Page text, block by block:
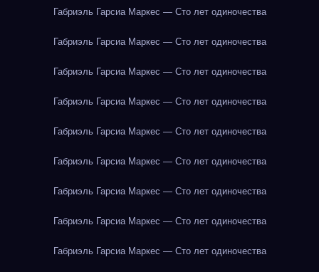
Габриэль Гарсиа Маркес — Сто лет одиночества
Габриэль Гарсиа Маркес — Сто лет одиночества
Габриэль Гарсиа Маркес — Сто лет одиночества
Габриэль Гарсиа Маркес — Сто лет одиночества
Габриэль Гарсиа Маркес — Сто лет одиночества
Габриэль Гарсиа Маркес — Сто лет одиночества
Габриэль Гарсиа Маркес — Сто лет одиночества
Габриэль Гарсиа Маркес — Сто лет одиночества
Габриэль Гарсиа Маркес — Сто лет одиночества